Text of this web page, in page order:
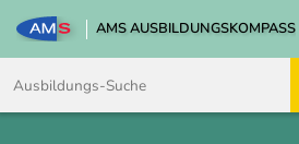
AMS AUSBILDUNGSKOMPASS